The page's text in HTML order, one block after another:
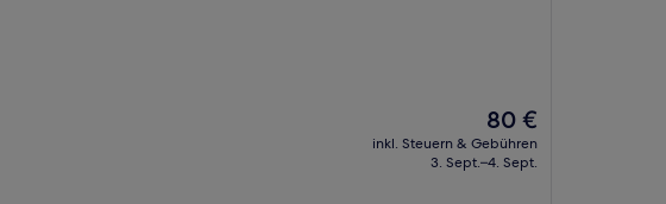
Der
Preis
beträgt
80 €
inkl. Steuern & Gebühren
3. Sept.–4. Sept.